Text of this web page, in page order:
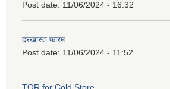
Post date: 11/06/2024 - 16:32
दरखास्त फारम
Post date: 11/06/2024 - 11:52